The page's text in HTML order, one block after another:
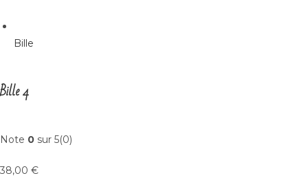
Bille
Bille 4
Note 0 sur 5(0)
38,00 €